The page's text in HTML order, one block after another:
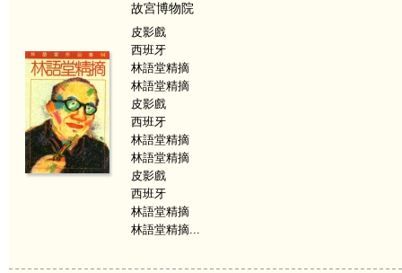
故宮博物院
皮影戲
西班牙
林語堂精摘
林語堂精摘
皮影戲
西班牙
林語堂精摘
林語堂精摘
皮影戲
西班牙
林語堂精摘
林語堂精摘...